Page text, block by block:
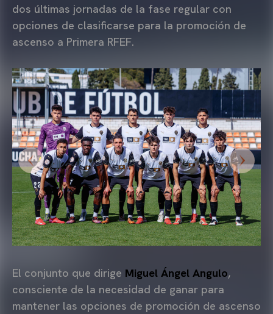
dos últimas jornadas de la fase regular con
opciones de clasificarse para la promoción de
ascenso a Primera RFEF.
El conjunto que dirige Miguel Ángel Angulo,
consciente de la necesidad de ganar para
mantener las opciones de promoción de ascenso